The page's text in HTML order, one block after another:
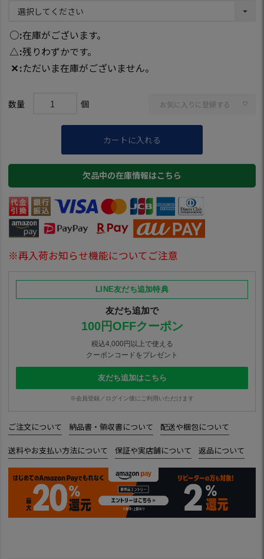
○ 在庫がございます。
△ 残りわずかです。
✕ ただいま在庫がございません。
お気に入りに登録する
カートに入れる
欠品中の在庫情報はこちら
※再入荷お知らせ機能についてご注意
LINE友だち追加特典
友だち追加で
100円OFFクーポン
税込4,000円以上で使える
クーポンコードをプレゼント
友だち追加はこちら
※会員登録／ログイン後にご利用いただけます
ご注文について 納品書・領収書について 配送や梱包について
送料やお支払い方法について 保証や実店舗について 返品について